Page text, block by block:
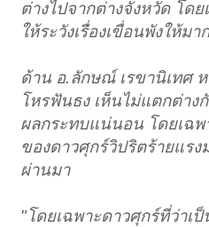
ต่างไปจากต่างจังหวัด โด
ให้ระวังเรื่องเขื่อนพังให้มา
ด้าน อ.ลักษณ์ เรขานิเทศ
โหรฟันธง เห็นไม่แตกต่าง
ผลกระทบแน่นอน โดยเฉพ
ของดาวศุกร์วิปริตร้ายแร
ผ่านมา
"โดยเฉพาะดาวศุกร์ที่ว่าเ